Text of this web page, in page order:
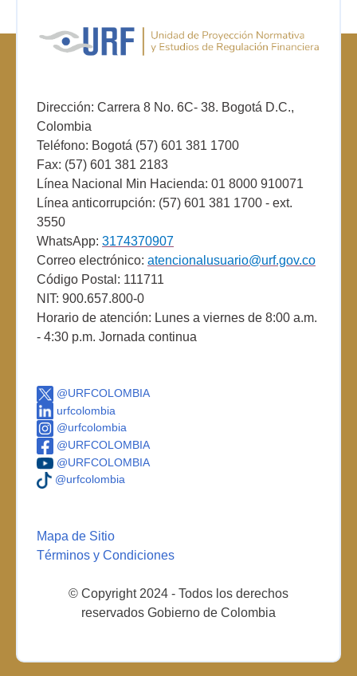
Dirección: Carrera 8 No. 6C- 38. Bogotá D.C.,
Colombia
Teléfono: Bogotá (57) 601 381 1700
Fax: (57) 601 381 2183
Línea Nacional Min Hacienda: 01 8000 910071
Línea anticorrupción: (57) 601 381 1700 - ext.
3550
WhatsApp: 3174370907
Correo electrónico: atencionalusuario@urf.gov.co
Código Postal: 111711
NIT: 900.657.800-0
Horario de atención: Lunes a viernes de 8:00 a.m.
- 4:30 p.m. Jornada continua
@URFCOLOMBIA
urfcolombia
@urfcolombia
@URFCOLOMBIA
@URFCOLOMBIA
@urfcolombia
Mapa de Sitio
Términos y Condiciones
© Copyright 2024 - Todos los derechos
reservados Gobierno de Colombia